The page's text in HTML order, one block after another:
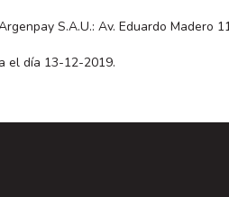
S.A.U.: Av. Eduardo Madero
el día 13-12-2019.